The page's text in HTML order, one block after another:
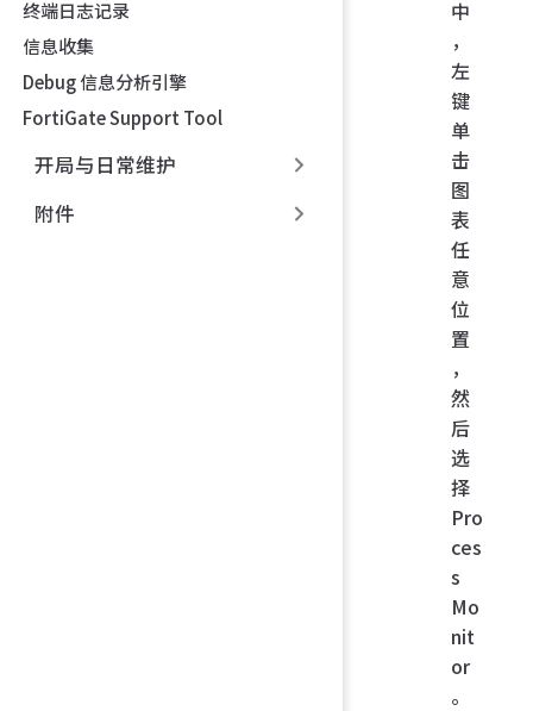
终端日志记录
信息收集
Debug 信息分析引擎
FortiGate Support Tool
开局与日常维护
附件
中
，
左
键
单
击
图
表
任
意
位
置
，
然
后
选
择
Pro
ces
s
Mo
nit
or
。